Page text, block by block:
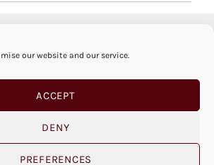
our website and our service.
ACCEPT
DENY
PREFERENCES